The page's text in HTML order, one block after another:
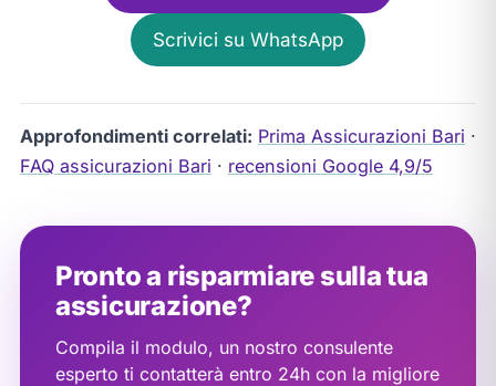
Scrivici su WhatsApp
Approfondimenti correlati: Prima Assicurazioni Bari ·
FAQ assicurazioni Bari · recensioni Google 4,9/5
Pronto a risparmiare sulla tua
assicurazione?
Compila il modulo, un nostro consulente
esperto ti contatterà entro 24h con la migliore